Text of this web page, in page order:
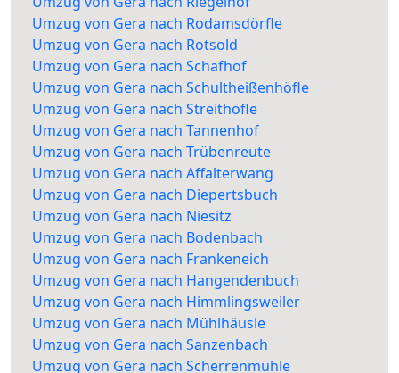
Umzug von Gera nach Rodamsdörfle
Umzug von Gera nach Rotsold
Umzug von Gera nach Schafhof
Umzug von Gera nach Schultheißenhöfle
Umzug von Gera nach Streithöfle
Umzug von Gera nach Tannenhof
Umzug von Gera nach Trübenreute
Umzug von Gera nach Affalterwang
Umzug von Gera nach Diepertsbuch
Umzug von Gera nach Niesitz
Umzug von Gera nach Bodenbach
Umzug von Gera nach Frankeneich
Umzug von Gera nach Hangendenbuch
Umzug von Gera nach Himmlingsweiler
Umzug von Gera nach Mühlhäusle
Umzug von Gera nach Sanzenbach
Umzug von Gera nach Scherrenmühle